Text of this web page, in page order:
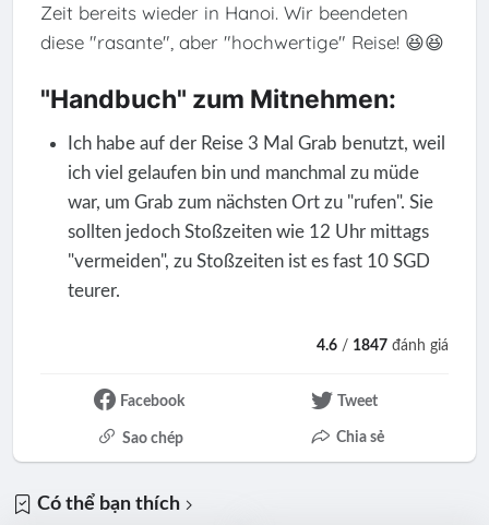
Zeit bereits wieder in Hanoi. Wir beendeten
diese "rasante", aber "hochwertige" Reise! 😆😆
"Handbuch" zum Mitnehmen:
Ich habe auf der Reise 3 Mal Grab benutzt, weil
ich viel gelaufen bin und manchmal zu müde
war, um Grab zum nächsten Ort zu "rufen". Sie
sollten jedoch Stoßzeiten wie 12 Uhr mittags
"vermeiden", zu Stoßzeiten ist es fast 10 SGD
teurer.
4.6 / 1847 đánh giá
Facebook Tweet
Sao chép Chia sẻ
Có thể bạn thích